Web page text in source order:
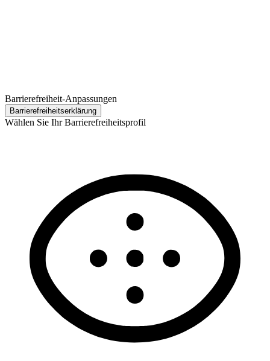
Barrierefreiheit-Anpassungen
Barrierefreiheits­erklärung
Wählen Sie Ihr Barrierefreiheitsprofil